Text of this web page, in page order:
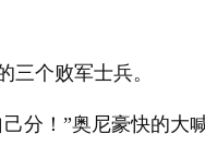
三个败军士兵。
分！”奥尼豪快的大